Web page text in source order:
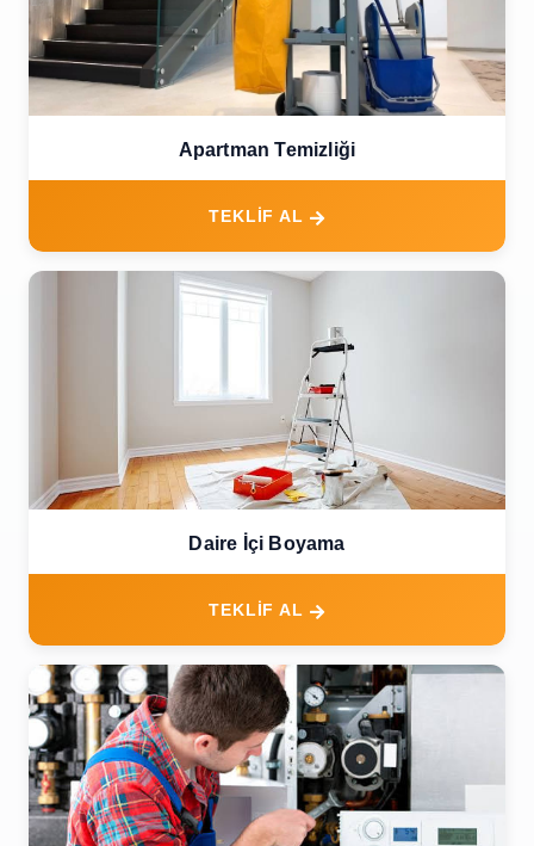
Apartman Temizliği
TEKLİF AL
Daire İçi Boyama
TEKLİF AL